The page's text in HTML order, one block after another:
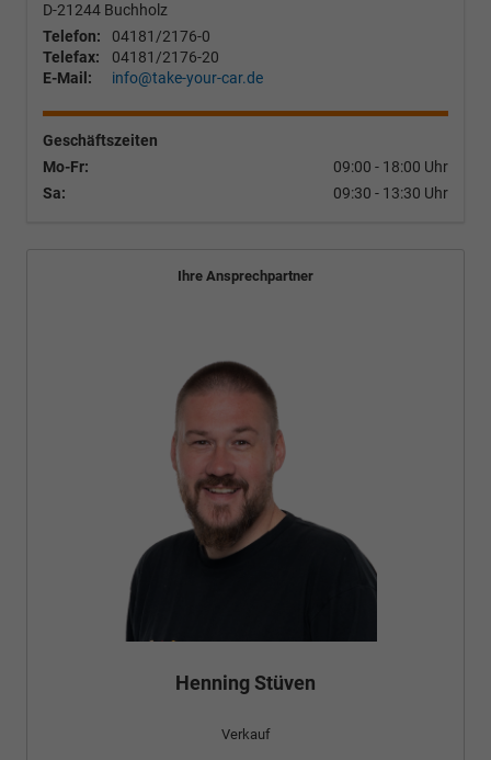
D-21244 Buchholz
Telefon:
04181/2176-0
Telefax:
04181/2176-20
E-Mail:
info@take-your-car.de
Geschäftszeiten
Mo-Fr:
09:00 - 18:00 Uhr
Sa:
09:30 - 13:30 Uhr
Ihre Ansprechpartner